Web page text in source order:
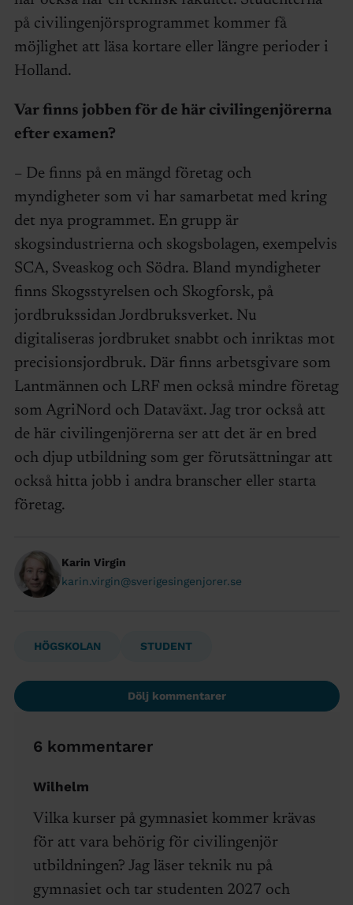
på civilingenjörsprogrammet kommer få
möjlighet att läsa kortare eller längre perioder i
Holland.
Var finns jobben för de här civilingenjörerna
efter examen?
– De finns på en mängd företag och
myndigheter som vi har samarbetat med kring
det nya programmet. En grupp är
skogsindustrierna och skogsbolagen, exempelvis
SCA, Sveaskog och Södra. Bland myndigheter
finns Skogsstyrelsen och Skogforsk, på
jordbrukssidan Jordbruksverket. Nu
digitaliseras jordbruket snabbt och inriktas mot
precisionsjordbruk. Där finns arbetsgivare som
Lantmännen och LRF men också mindre företag
som AgriNord och Dataväxt. Jag tror också att
de här civilingenjörerna ser att det är en bred
och djup utbildning som ger förutsättningar att
också hitta jobb i andra branscher eller starta
företag.
Karin Virgin
karin.virgin@sverigesingenjorer.se
HÖGSKOLAN STUDENT
Dölj kommentarer
6 kommentarer
Wilhelm
Vilka kurser på gymnasiet kommer krävas
för att vara behörig för civilingenjör
utbildningen? Jag läser teknik nu på
gymnasiet och tar studenten 2027 och